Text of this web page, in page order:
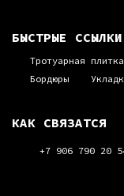
БЫСТРЫЕ ССЫЛКИ
Тротуарная плитка
Бордюры
КАК СВЯЗАТСЯ
+7 906 790 20